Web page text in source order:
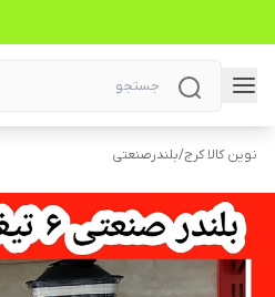
نوین کالا کرج/بلندرصنعتی